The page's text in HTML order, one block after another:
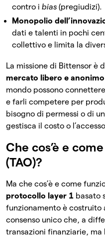
contro i bias (pregiudizi).
Monopolio
dati e talenti in pochi
collettivo e limita la
La missione di Bittensor è
mercato libero e anonimo
mondo possono
e farli competere per
bisogno di permessi o di
gestisca il costo o
Che cos’è e
(TAO)?
Ma che cos’è e come
protocollo layer 1 basato
funzionamento è costruito
consenso unico che, a
transazioni finanziarie, ma